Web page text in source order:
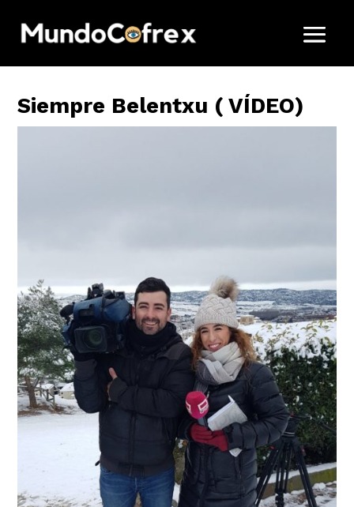
Siempre Belentxu ( VÍDEO)